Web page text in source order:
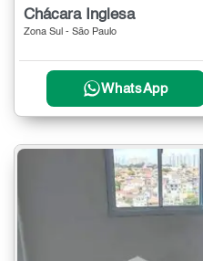
Chácara Inglesa
Zona Sul - São Paulo
WhatsApp